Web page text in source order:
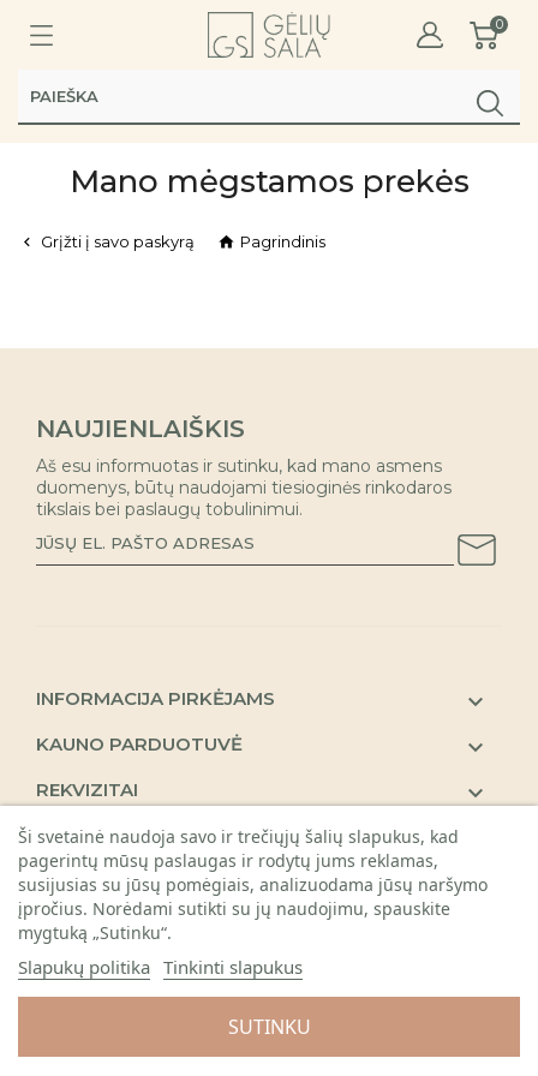
0
Mano mėgstamos prekės
 Grįžti į savo paskyrą  Pagrindinis
NAUJIENLAIŠKIS
Aš esu informuotas ir sutinku, kad mano asmens
duomenys, būtų naudojami tiesioginės rinkodaros
tikslais bei paslaugų tobulinimui.
INFORMACIJA PIRKĖJAMS 
KAUNO PARDUOTUVĖ 
REKVIZITAI 
Ši svetainė naudoja savo ir trečiųjų šalių slapukus, kad
pagerintų mūsų paslaugas ir rodytų jums reklamas,
susijusias su jūsų pomėgiais, analizuodama jūsų naršymo
įpročius. Norėdami sutikti su jų naudojimu, spauskite
mygtuką „Sutinku“.
Slapukų politika Tinkinti slapukus
SUTINKU
© 2026 Visos teisės saugomos. Gėlių sala